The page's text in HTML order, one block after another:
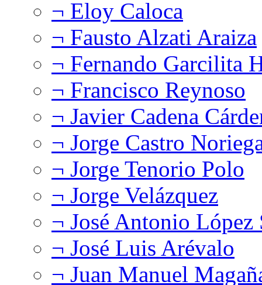
¬ Eloy Caloca
¬ Fausto Alzati Araiza
¬ Fernando Garcilita
¬ Francisco Reynoso
¬ Javier Cadena
¬ Jorge Castro
¬ Jorge Tenorio Polo
¬ Jorge Velázquez
¬ José Antonio López
¬ José Luis Arévalo
¬ Juan Manuel